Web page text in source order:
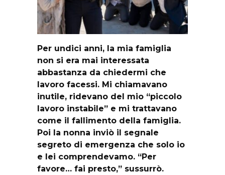
Per undici anni, la mia famiglia
non si era mai interessata
abbastanza da chiedermi che
lavoro facessi. Mi chiamavano
inutile, ridevano del mio “piccolo
lavoro instabile” e mi trattavano
come il fallimento della famiglia.
Poi la nonna inviò il segnale
segreto di emergenza che solo io
e lei comprendevamo. “Per
favore… fai presto,” sussurrò.